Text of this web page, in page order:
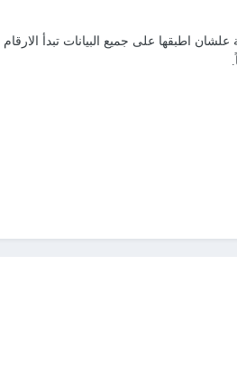
اطبقها على جميع البيانات تبدأ